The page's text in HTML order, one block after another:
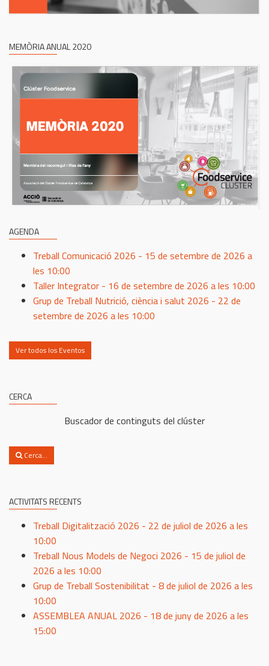
MEMÒRIA ANUAL 2020
AGENDA
Treball Comunicació 2026 - 15 de setembre de 2026 a
les 10:00
Taller Integrator - 16 de setembre de 2026 a les 10:00
Grup de Treball Nutrició, ciència i salut 2026 - 22 de
setembre de 2026 a les 10:00
Ver todos los Eventos
CERCA
Buscador de continguts del clúster
Cerca...
ACTIVITATS RECENTS
Treball Digitalització 2026 - 22 de juliol de 2026 a les
10:00
Treball Nous Models de Negoci 2026 - 15 de juliol de
2026 a les 10:00
Grup de Treball Sostenibilitat - 8 de juliol de 2026 a les
10:00
ASSEMBLEA ANUAL 2026 - 18 de juny de 2026 a les
15:00